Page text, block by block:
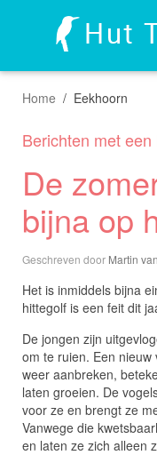
Home Eekhoorn
Berichten met een
De
bijna op
Geschreven door Martin
Het is inmiddels bijna
hittegolf is een feit dit
De jongen zijn
om te ruien. Een
weer aanbreken,
laten groeien. De
voor ze en brengt ze
Vanwege die
en laten ze zich alleen